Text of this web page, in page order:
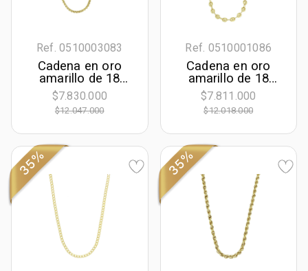
Ref. 0510003083
Cadena en oro
amarillo de 18
Kilates, 50 cm. de
largo, 2.50 mm. de
ancho
$7.830.000
$12.047.000
Ref. 0510001086
Cadena en oro
amarillo de 18
Kilates, Ovalos, 50
cm. de largo, 4
mm. de ancho
$7.811.000
$12.018.000
35% 35%